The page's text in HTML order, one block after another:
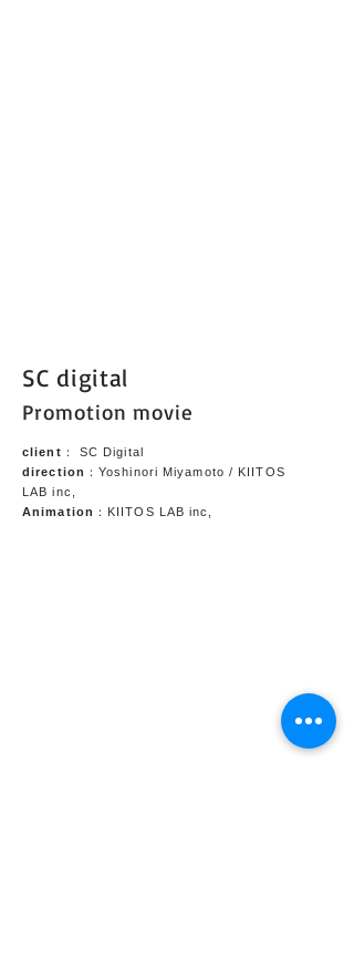
SC digital
Promotion movie
client ： SC Digital
direction ：Yoshinori Miyamoto / KIITOS
LAB inc,
Animation ：KIITOS LAB inc,